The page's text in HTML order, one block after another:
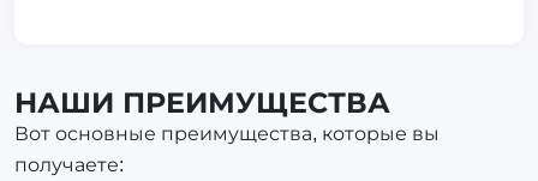
НАШИ ПРЕИМУЩЕСТВА
Вот основные преимущества, которые вы
получаете: